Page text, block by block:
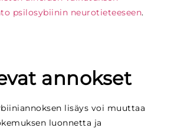
psilosybiinin neurotieteeseen.
annokset
lisäys voi muuttaa
luonnetta ja